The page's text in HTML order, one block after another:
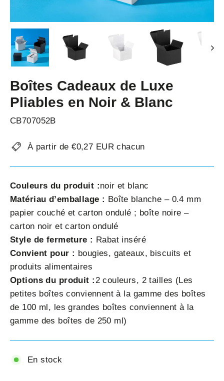
Boîtes Cadeaux de Luxe
Pliables en Noir & Blanc
CB707052B
À partir de €0,27 EUR chacun
Couleurs du produit :noir et blanc
Matériau d’emballage : Boîte blanche – 0.4 mm
papier couché et carton ondulé ; boîte noire –
carton noir et carton ondulé
Style de fermeture : Rabat inséré
Convient pour : bougies, gateaux, biscuits et
produits alimentaires
Options du produit : 2 couleurs, 2 tailles (Les
petites boîtes conviennent à la gamme des boîtes
de 100 ml, les grandes boîtes conviennent à la
gamme des boîtes de 250 ml)
En stock